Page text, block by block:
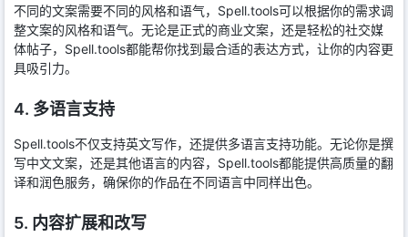
不同的文案需要不同的风格和语气，Spell.tools可以根据你的需求调
整文案的风格和语气。无论是正式的商业文案，还是轻松的社交媒
体帖子，Spell.tools都能帮你找到最合适的表达方式，让你的内容更
具吸引力。
4. 多语言支持
Spell.tools不仅支持英文写作，还提供多语言支持功能。无论你是撰
写中文文案，还是其他语言的内容，Spell.tools都能提供高质量的翻
译和润色服务，确保你的作品在不同语言中同样出色。
5. 内容扩展和改写